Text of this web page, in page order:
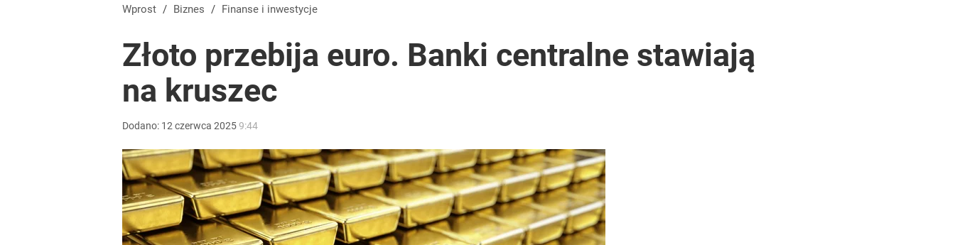
Kontrole studni przyspieszają. Za pobór wody nawet 7,5 tys. zł kary
„Nie chodzi o zemstę”. Mocny apel w sprawie ofiar rzezi wołyńskiej
Blisko 200 tys. takich aktów w rok. Polacy masowo przekazują sobie nieruchomości
Wprost / Biznes / Finanse i inwestycje
Złoto przebija euro. Banki centralne stawiają
na kruszec
Dodano: 12 czerwca 20259:44